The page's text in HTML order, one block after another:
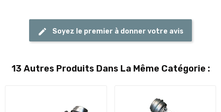
Soyez le premier à donner votre avis
13 Autres Produits Dans La Même Catégorie :